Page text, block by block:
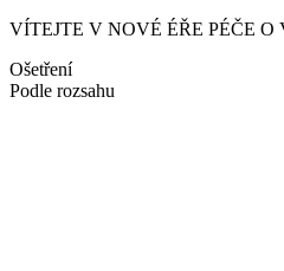
VÍTEJTE V NOVÉ ÉŘE PÉČE O
Ošetření
Podle rozsahu